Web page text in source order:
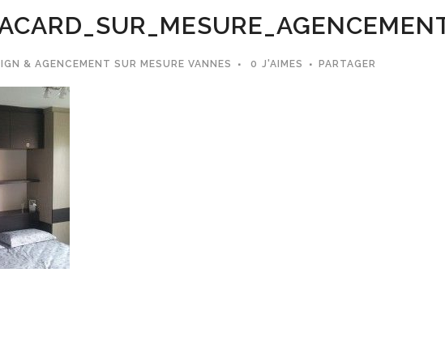
& AGENCEMENT SUR MESURE VANNES 0 J'AIMES PARTAGER